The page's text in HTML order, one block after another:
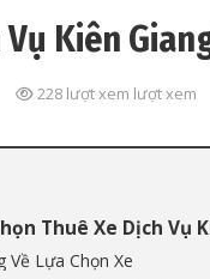
Kiên
228 lượt xem lượt xem
Thuê Xe Dịch Vụ
Về Lựa Chọn Xe